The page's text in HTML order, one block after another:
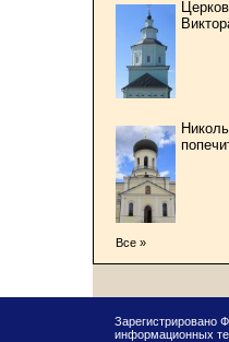
Все »
Зарегистрировано
информационных